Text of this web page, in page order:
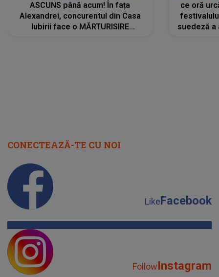
ASCUNS până acum! În fața
Alexandrei, concurentul din Casa
Iubirii face o MĂRTURISIRE
ce oră
suedeză a
CONECTEAZĂ-TE CU NOI
LikeFacebook
FollowInstagram